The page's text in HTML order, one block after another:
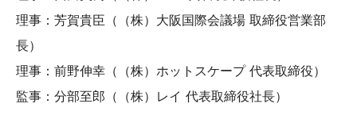
理事：芳賀貴臣（（株）大阪国際会議場 取締役営業部
長）
理事：前野伸幸（（株）ホットスケープ 代表取締役）
監事：分部至郎（（株）レイ 代表取締役社長）